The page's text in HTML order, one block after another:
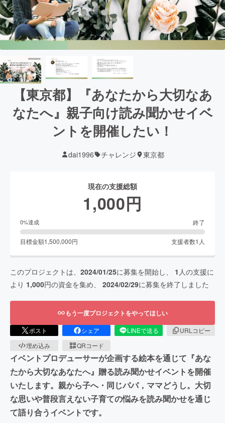
【東京都】『あなたから大切なあ
なたへ』親子向け読み聞かせイベ
ントを開催したい！
dai1996 チャレンジ 東京都
現在の支援総額
1,000円
0%達成 終了
目標金額1,500,000円 支援者数1 人
このプロジェクトは、 2024/01/25に募集を開始し、 1 人の支援に
より 1,000円の資金を集め、 2024/02/29に募集を終了しました
もう一度プロジェクトをやってほしい
ポスト シェア LINEで送る
URLコピー
埋め込み
QRコード
イベントプロデューサーが企画する絵本を通じて『あな
たから大切なあなたへ』贈る読み聞かせイベントを開催
いたします。親から子へ・同じパパ，ママどうし。大切
な思いや普段言えない子育ての悩みを読み聞かせを通じ
て語り合うイベントです。